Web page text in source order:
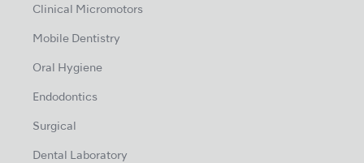
Clinical Micromotors
Mobile Dentistry
Oral Hygiene
Endodontics
Surgical
Dental Laboratory